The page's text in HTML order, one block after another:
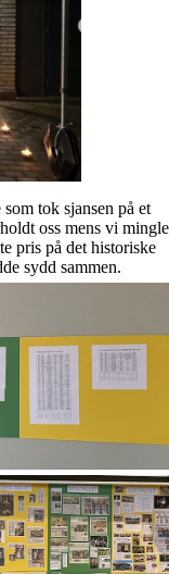
tok sjansen på et
oss mens vi
pris på det historiske
sydd sammen.